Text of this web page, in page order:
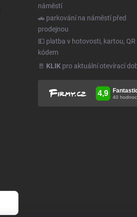
náměstí
🚗 parkování na náměstí před
prodejnou
💵 platba v hotovosti, kartou, QR
kódem
🚪 KLIK pro aktuální otevírací